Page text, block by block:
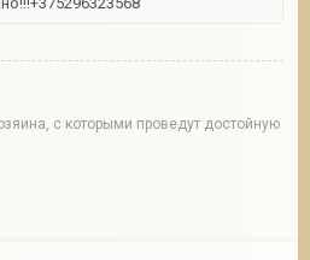
с которыми проведут достойную